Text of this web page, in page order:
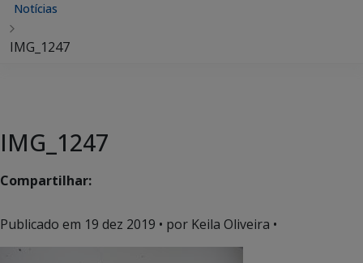
Notícias
IMG_1247
IMG_1247
Compartilhar:
Publicado em 19 dez 2019 • por Keila Oliveira •